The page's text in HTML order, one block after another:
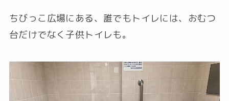
ちびっこ広場にある、誰でもトイレには、おむつ
台だけでなく子供トイレも。